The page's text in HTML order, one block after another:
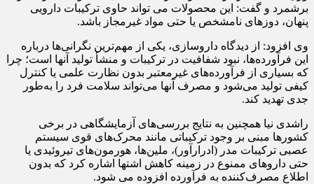
برشمرد و گفت: این محصولات می تواند حاوی ترکیبات دارویی
پنهان، دوزهای نامشخص یا حتی مواد غیرمجاز باشد.
وی افزود: از دیدگاه داروسازی، یکی از مهم‌ترین نگرانی‌ها درباره
این فرآورده‌ها، نبود شفافیت در ترکیبات و منشأ تولید آنها است؛ چرا
که بسیاری از فرآورده‌های غیرمعتبر بدون نظارت علمی یا کنترل
کیفی تولید می‌شود و مصرف آنها می‌تواند سلامت فرد را به‌طور
جدی تهدید کند.
راشدی نیا همچنین به نتایج بررسی‌های آزمایشگاهی در برخی
کشورها مبنی بر وجود ترکیباتی مانند محرک‌های قوی سیستم
عصبی ترکیبات مدر (ادرارآور)، ملین‌ها، هورمون‌های تیروئیدی یا
حتی داروهای ممنوع در زمینه کاهش اشتها اشاره کرد که بدون
اطلاع مصرف‌کننده به فرآورده افزوده می شود.